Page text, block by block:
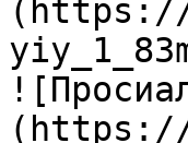
(https://
(https://